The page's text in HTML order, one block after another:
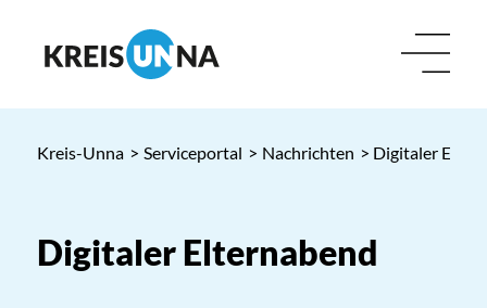
Kreis-Unna > Serviceportal > Nachrichten > Digitaler
Digitaler Elternabend